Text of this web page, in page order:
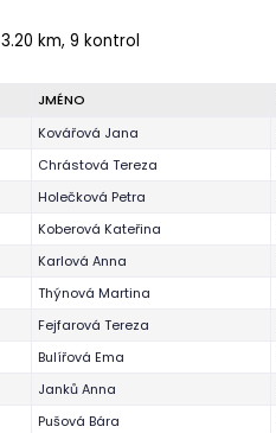
3.20 km, 9 kontrol
JMÉNO
Kovářová Jana
Chrástová Tereza
Holečková Petra
Koberová Kateřina
Karlová Anna
Thýnová Martina
Fejfarová Tereza
Bulířová Ema
Janků Anna
Pušová Bára